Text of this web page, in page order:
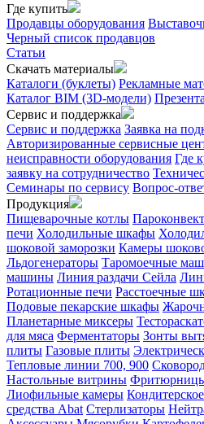
Где купить
Продавцы оборудования
Черный список продавцов
Статьи
Скачать материалы
Каталоги (буклеты) Рекламные
Каталог BIM (3D-модели)
Сервис и поддержка
Сервис и поддержка Заявка на
Авторизированные сервисные
неисправности оборудования Где
заявку на сотрудничество
Семинары по сервису Вопрос-
Продукция
Пищеварочные котлы
печи Холодильные шкафы
шоковой заморозки Камеры
Льдогенераторы Таромоечные
машины Линия раздачи Сейла
Ротационные печи Расстоечные
Подовые пекарские шкафы
Планетарные миксеры
для мяса Ферментаторы Зонты
плиты Газовые плиты
Тепловые линии 700, 900
Настольные витрины
Лиофильные камеры
средства Abat Стерлизаторы